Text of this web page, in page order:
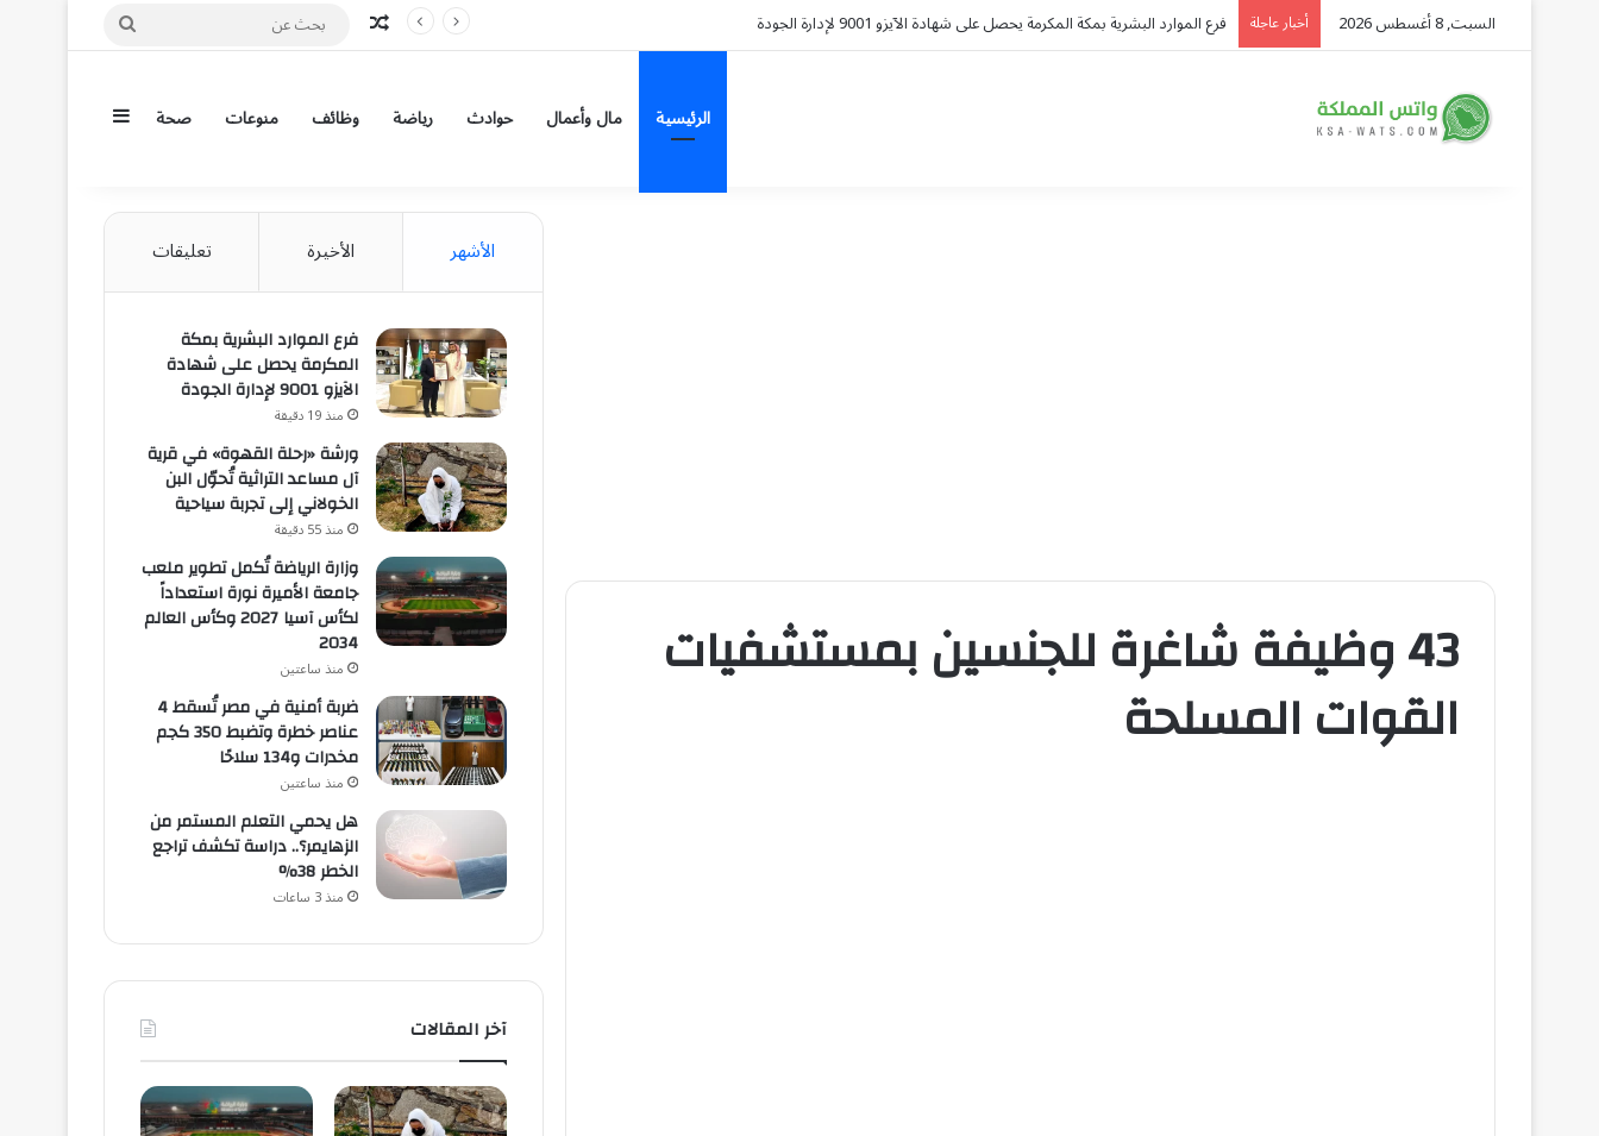
السبت, 8 أغسطس 2026 أخبار عاجلة ورشة «رحلة القهوة» في قرية آل مساعد التراثية تُحوّل البن الخولاني إلى تجربة سياحية مقال عشوائي
بحث
الرئيسية مال وأعمال حوادث رياضة وظائف منوعات صحة إضافة عمود
43 وظيفة شاغرة للجنسين بمستشفيات
القوات المسلحة
الأشهر الأخيرة تعليقات
فرع الموارد البشرية بمكة
المكرمة يحصل على شهادة
الآيزو 9001 لإدارة الجودة
منذ 19 دقيقة
ورشة «رحلة القهوة» في قرية
آل مساعد التراثية تُحوّل البن
الخولاني إلى تجربة سياحية
منذ 55 دقيقة
وزارة الرياضة تُكمل تطوير ملعب
جامعة الأميرة نورة استعداداً
لكأس آسيا 2027 وكأس العالم
2034
منذ ساعتين
ضربة أمنية في مصر تُسقط 4
عناصر خطرة وتضبط 350 كجم
مخدرات و134 سلاحًا
منذ ساعتين
هل يحمي التعلم المستمر من
الزهايمر؟.. دراسة تكشف تراجع
الخطر 38%
منذ 3 ساعات
آخر المقالات